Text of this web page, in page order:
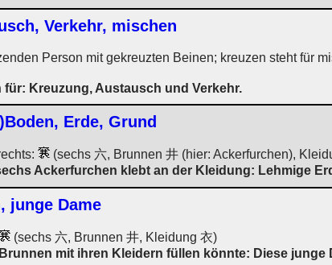
Verkehr, mischen
Person mit gekreuzten Beinen; kreuzen steht für
für: Kreuzung, Austausch und Verkehr.
Erde, Grund
(sechs 六, Brunnen 井 (hier: Ackerfurchen),
Ackerfurchen klebt an der Kleidung: Lehmige
junge Dame
(sechs 六, Brunnen 井, Kleidung 衣)
mit ihren Kleidern füllen könnte: Diese junge